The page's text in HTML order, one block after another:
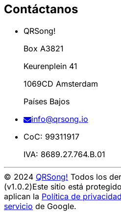
Contáctanos
QRSong!
Box A3821
Keurenplein 41
1069CD Amsterdam
Países Bajos
info@qrsong.io
CoC: 99311917
IVA: 8689.27.764.B.01
© 2024 QRSong! Todos los
(v1.0.2)Este sitio está
aplican la Política de privacidad
servicio de Google.